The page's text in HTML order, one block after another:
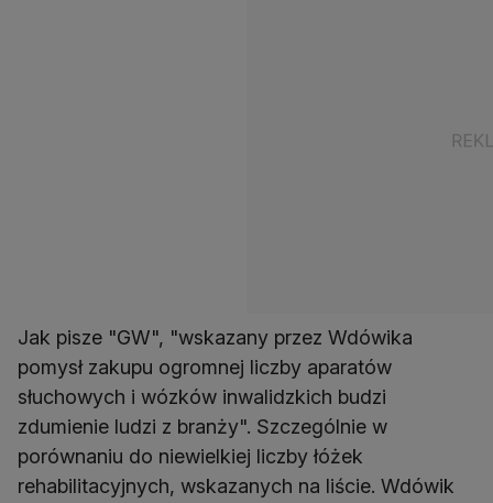
Jak pisze "GW", "wskazany przez Wdówika
pomysł zakupu ogromnej liczby aparatów
słuchowych i wózków inwalidzkich budzi
zdumienie ludzi z branży". Szczególnie w
porównaniu do niewielkiej liczby łóżek
rehabilitacyjnych, wskazanych na liście. Wdówik